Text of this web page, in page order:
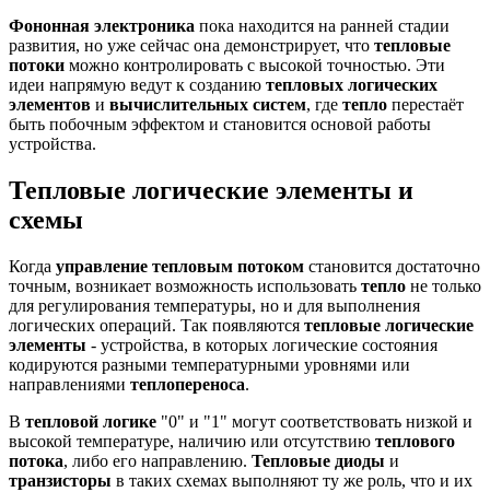
Фононная электроника пока находится на ранней стадии
развития, но уже сейчас она демонстрирует, что тепловые
потоки можно контролировать с высокой точностью. Эти
идеи напрямую ведут к созданию тепловых логических
элементов и вычислительных систем, где тепло перестаёт
быть побочным эффектом и становится основой работы
устройства.
Тепловые логические элементы и
схемы
Когда управление тепловым потоком становится достаточно
точным, возникает возможность использовать тепло не только
для регулирования температуры, но и для выполнения
логических операций. Так появляются тепловые логические
элементы - устройства, в которых логические состояния
кодируются разными температурными уровнями или
направлениями теплопереноса.
В тепловой логике "0" и "1" могут соответствовать низкой и
высокой температуре, наличию или отсутствию теплового
потока, либо его направлению. Тепловые диоды и
транзисторы в таких схемах выполняют ту же роль, что и их